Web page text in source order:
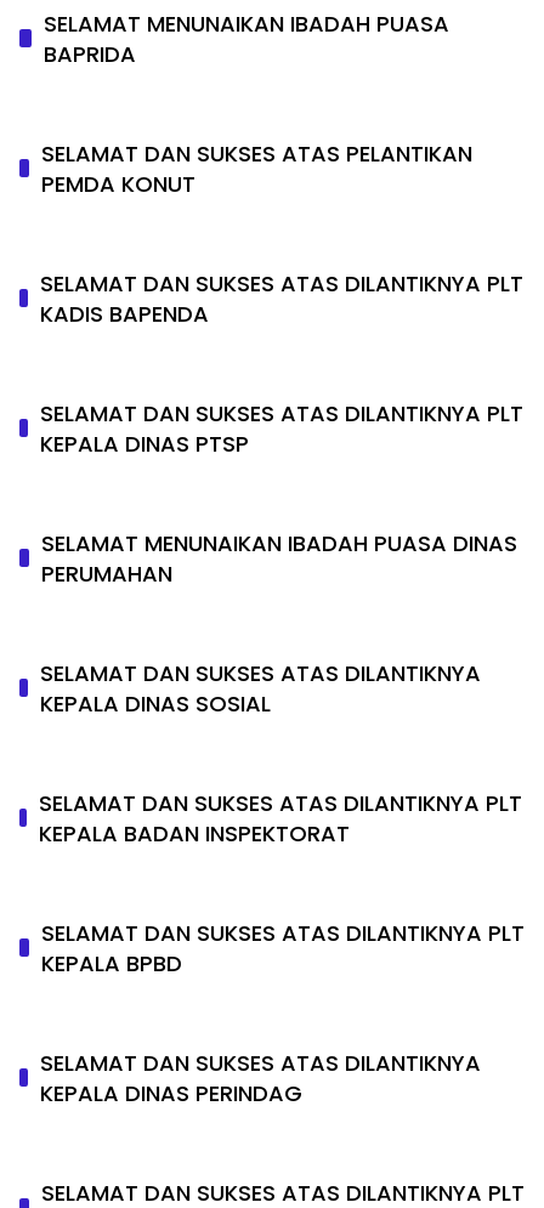
SELAMAT MENUNAIKAN IBADAH PUASA
BAPRIDA
SELAMAT DAN SUKSES ATAS PELANTIKAN
PEMDA KONUT
SELAMAT DAN SUKSES ATAS DILANTIKNYA PLT
KADIS BAPENDA
SELAMAT DAN SUKSES ATAS DILANTIKNYA PLT
KEPALA DINAS PTSP
SELAMAT MENUNAIKAN IBADAH PUASA DINAS
PERUMAHAN
SELAMAT DAN SUKSES ATAS DILANTIKNYA
KEPALA DINAS SOSIAL
SELAMAT DAN SUKSES ATAS DILANTIKNYA PLT
KEPALA BADAN INSPEKTORAT
SELAMAT DAN SUKSES ATAS DILANTIKNYA PLT
KEPALA BPBD
SELAMAT DAN SUKSES ATAS DILANTIKNYA
KEPALA DINAS PERINDAG
SELAMAT DAN SUKSES ATAS DILANTIKNYA PLT